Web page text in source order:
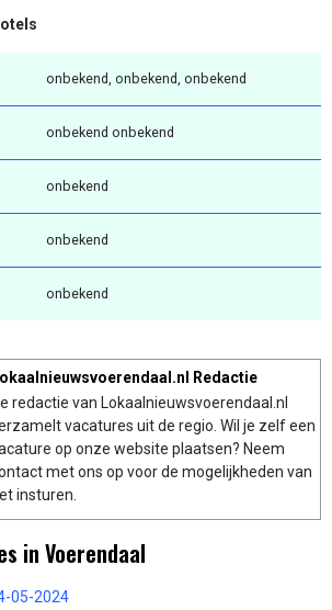
onbekend, onbekend, onbekend
onbekend onbekend
onbekend
onbekend
onbekend
Redactie
redactie van Lokaalnieuwsvoerendaal.nl
vacatures uit de regio. Wil je zelf een
op onze website plaatsen? Neem
met ons op voor de mogelijkheden van
insturen.
in Voerendaal
05-2024